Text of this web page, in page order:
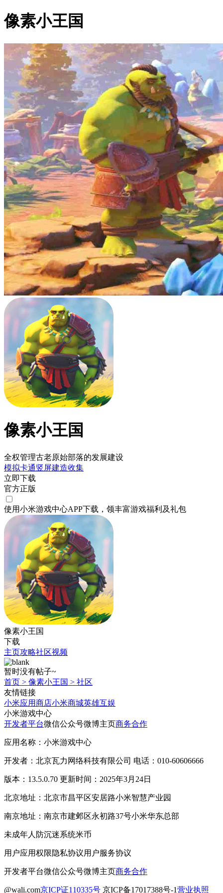
像素小王国
像素小王国
全权管理古老原始部落的发展建设
模拟卡通竖屏建造收集
立即下载
官方正版
使用小米游戏中心APP下载 ，领丰富游戏福利 及礼包
像素小王国
下载
主页攻略社区视频
暂时没有帖子~
首页 > 像素小王国 > 社区
友情链接
小米应用商店小米商城英雄互娱
小米游戏中心
开发者平台微信公众号微博主页商务合作
应用名称：小米游戏中心
开发者：北京瓦力网络科技有限公司 电话：010-60606666
版本：13.5.0.70 更新时间：2025年3月24日
北京地址：北京市昌平区安居路小米智慧产业园
南京地址：南京市建邺区永初路37号小米华东总部
未成年人防沉迷系统米币
用户应用权限隐私协议用户服务协议
开发者平台微信公众号微博主页商务合作
@wali.com京ICP证110335号 京ICP备17017388号-1营业执照